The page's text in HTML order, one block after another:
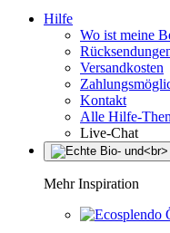
Hilfe
Wo ist meine
Versandkosten
Kontakt
Alle Hilfe-
Live-Chat
Mehr Inspiration